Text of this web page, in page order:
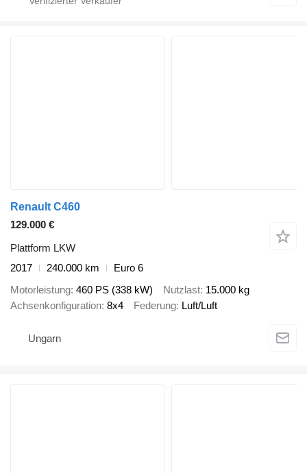
Renault C460
129.000 €
Plattform LKW
2017
240.000 km
Euro 6
Motorleistung 460 PS (338 kW) Nutzlast 15.000 kg
Achsenkonfiguration 8x4 Federung Luft/Luft
Ungarn